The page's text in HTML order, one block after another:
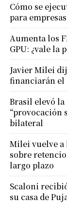
Cómo se
para empresas
Aumenta los
GPU: ¿vale la
Javier Milei
financiarán el
Brasil elevó
“provocación
bilateral
Milei vuelve a
sobre
largo plazo
Scaloni
su casa de